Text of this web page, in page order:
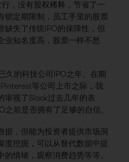
，没有股权稀释，节省了一
锁定期限制，员工手里的股票
缺失了传统IPO的保障性，但
业知名度高，股票一样不愁
久的科技公司IPO之年。在期
等公司上市之际，我
审视了Slack过去几年的表
之前是否拥有了足够的自信。
据，但能为投资者提供市场洞
度挖掘，可以从替代数据中提
的情绪，观察消费趋势等等。